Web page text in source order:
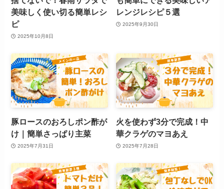
美味しく使い切る簡単レシ
ピ
2025年10月8日
レンジレシピ５選
2025年9月30日
豚ロースのおろしポン酢が
け｜簡単さっぱり主菜
2025年7月31日
火を使わず3分で完成！中
華クラゲのマヨあえ
2025年7月28日